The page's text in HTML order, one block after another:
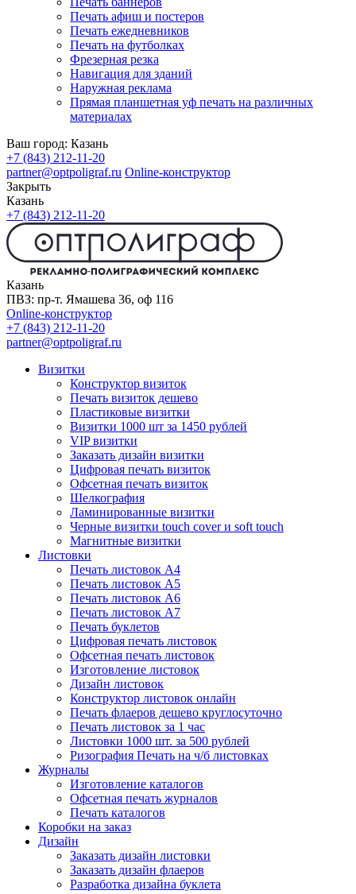
Печать афиш и постеров
Печать ежедневников
Печать на футболках
Фрезерная резка
Навигация для зданий
Наружная реклама
Прямая планшетная уф печать на различных
материалах
Ваш город: Казань
+7 (843) 212-11-20
partner@optpoligraf.ru Online-конструктор
Закрыть
Казань
+7 (843) 212-11-20
Казань
ПВЗ: пр-т. Ямашева 36, оф 116
Online-конструктор
+7 (843) 212-11-20
partner@optpoligraf.ru
Визитки
Конструктор визиток
Печать визиток дешево
Пластиковые визитки
Визитки 1000 шт за 1450 рублей
VIP визитки
Заказать дизайн визитки
Цифровая печать визиток
Офсетная печать визиток
Шелкография
Ламинированные визитки
Черные визитки touch cover и soft touch
Магнитные визитки
Листовки
Печать листовок А4
Печать листовок А5
Печать листовок А6
Печать листовок А7
Печать буклетов
Цифровая печать листовок
Офсетная печать листовок
Изготовление листовок
Дизайн листовок
Конструктор листовок онлайн
Печать флаеров дешево круглосуточно
Печать листовок за 1 час
Листовки 1000 шт. за 500 рублей
Ризография Печать на ч/б листовках
Журналы
Изготовление каталогов
Офсетная печать журналов
Печать каталогов
Коробки на заказ
Дизайн
Заказать дизайн листовки
Заказать дизайн флаеров
Разработка дизайна буклета